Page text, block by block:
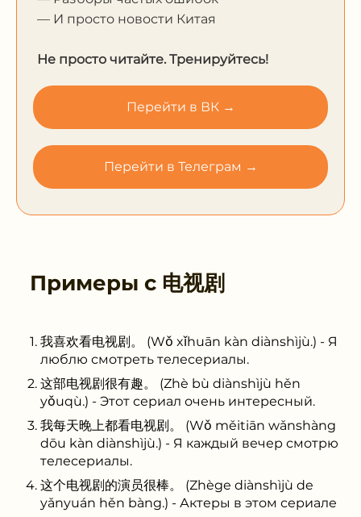
— И просто новости Китая
Не просто читайте. Тренируйтесь!
Перейти в ВК →
Перейти в Телеграм →
Примеры с 电视剧
我喜欢看电视剧。 (Wǒ xǐhuān kàn diànshìjù.) - Я
люблю смотреть телесериалы.
这部电视剧很有趣。 (Zhè bù diànshìjù hěn
yǒuqù.) - Этот сериал очень интересный.
我每天晚上都看电视剧。 (Wǒ měitiān wǎnshàng
dōu kàn diànshìjù.) - Я каждый вечер смотрю
телесериалы.
这个电视剧的演员很棒。 (Zhège diànshìjù de
yǎnyuán hěn bàng.) - Актеры в этом сериале